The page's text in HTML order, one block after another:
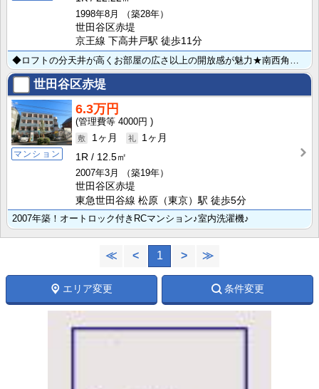
1998年8月
（築28年）
世田谷区赤堤
京王線 下高井戸駅 徒歩11分
世田谷区赤堤
マンション
6.3万円
4000円
1ヶ月
1ヶ月
1R
12.5㎡
2007年3月
（築19年）
世田谷区赤堤
東急世田谷線 松原（東京）駅 徒歩5分
2007年築！オートロック付きRCマンション♪室内洗濯機♪
≪ < 1 > ≫
エリア変更 条件変更